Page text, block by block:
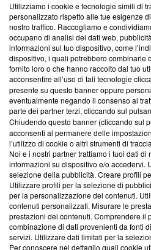
Questa sezione offre informazioni
News, sui nostri processi
creare news di qualità. Inoltre,
‘Trust Project - News with Integrity’
ancora membro del programma,
parte; Trust Project non ha
conformità agli standard.
Su di noi
Team editoriale
Corporate
Redazione
Informativa Privacy
Cookie Policy
Blasting SA, IDI CHE-
Utilizziamo i cookie e tecnologie simili di
personalizzato rispetto alle tue esigenze
nostro traffico. Raccogliamo e
occupano di analisi dei dati web,
informazioni sul tuo dispositivo, come
dispositivo, i quali potrebbero combinarle
fornito loro o che hanno raccolto dal tuo
acconsentire all’uso di tali tecnologie
presente su questo banner oppure
eventualmente negando il consenso al
parte dei partner terzi, cliccando sul
Chiudendo questo banner (cliccando sul
acconsenti al permanere delle
l’utilizzo di cookie o altri strumenti di
Noi e i nostri partner trattiamo i tuoi dati
informazioni su dispositivo e/o accedervi.
selezione della pubblicità. Creare profili
Utilizzare profili per la selezione di
per la personalizzazione dei contenuti.
contenuti personalizzati. Misurare le
prestazioni dei contenuti. Comprendere il
combinazione di dati provenienti da fonti
servizi. Utilizzare dati limitati per la
Per conoscere nel dettaglio quali cookie